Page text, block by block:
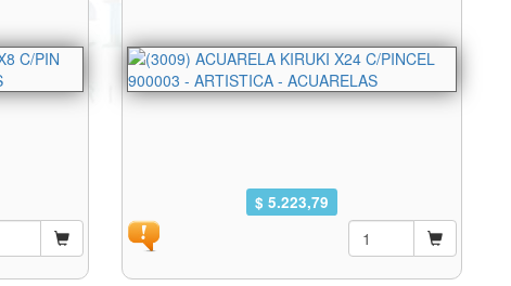
$ 5.223,79